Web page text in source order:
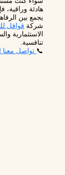
هادئة وراقية،
يجمع بين
شركة قوافل
تنافسية.
📞 تواصل